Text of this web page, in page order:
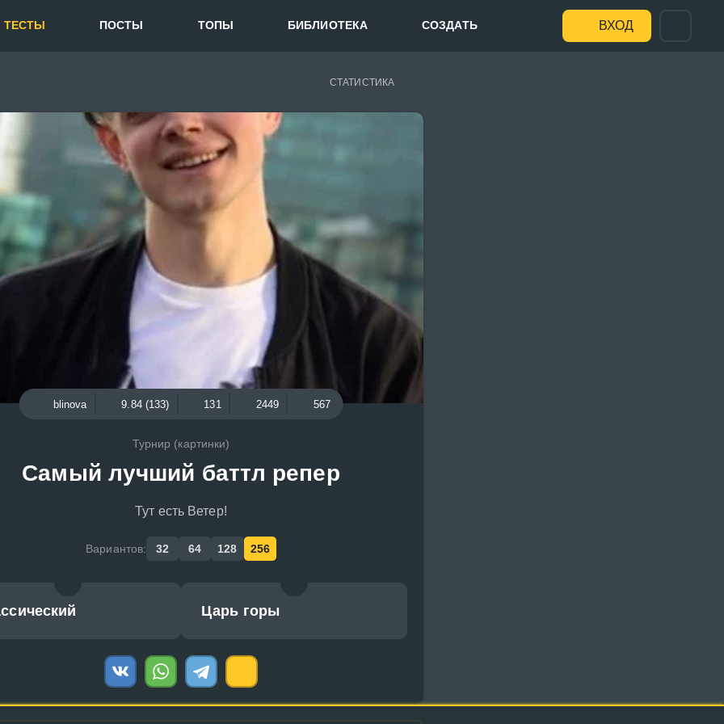
ТЕСТЫ ПОСТЫ ТОПЫ БИБЛИОТЕКА СОЗДАТЬ ВХОД
СТАТИСТИКА
blinova 9.84 (133) 131 2449 567
Турнир (картинки)
Самый лучший баттл репер
Тут есть Ветер!
Вариантов: 32 64 128 256
Царь горы